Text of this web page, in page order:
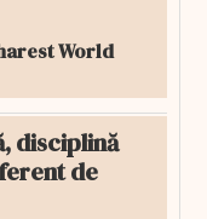
World
disciplină
de